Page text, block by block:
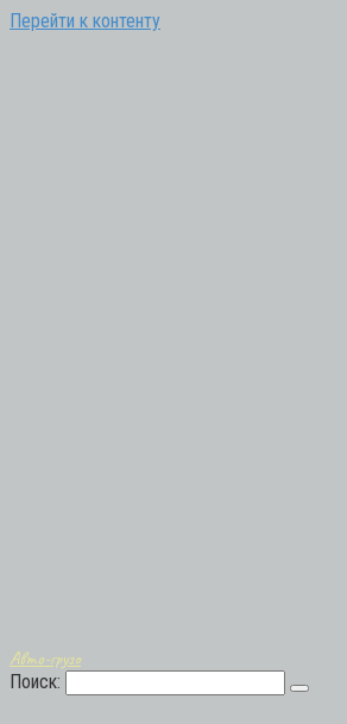
Перейти к контенту
Авто-грузо
Поиск: